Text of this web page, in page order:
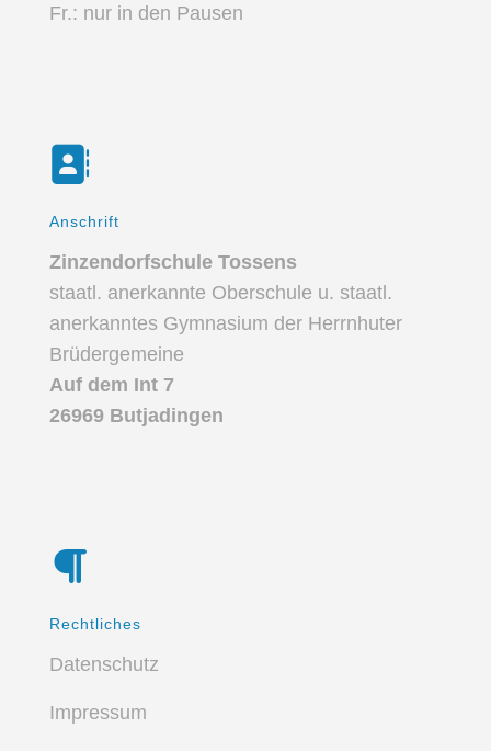
Fr.: nur in den Pausen
Anschrift
Zinzendorfschule Tossens
staatl. anerkannte Oberschule u. staatl.
anerkanntes Gymnasium der Herrnhuter
Brüdergemeine
Auf dem Int 7
26969 Butjadingen
Rechtliches
Datenschutz
Impressum